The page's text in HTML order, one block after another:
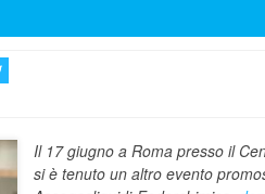
Il 17 giugno a Roma presso il
si è tenuto un altro evento